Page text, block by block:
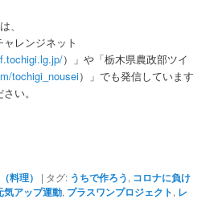
、
ャレンジネット
）」や「栃木県農政部ツイ
tochigi_nousei）」でも発信しています
い。
料理） | タグ: うちで作ろう, コロナに負け
気アップ運動, プラスワンプロジェクト, レ